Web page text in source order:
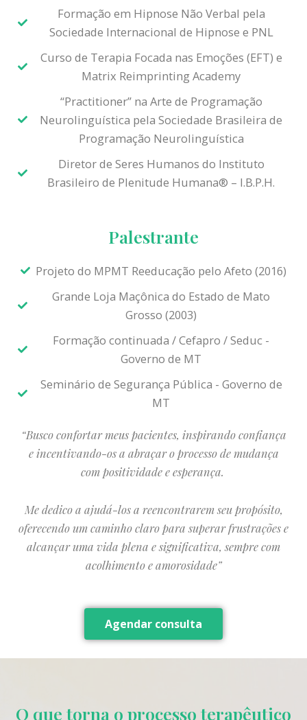
Formação em Hipnose Não Verbal pela
Sociedade Internacional de Hipnose e PNL
Curso de Terapia Focada nas Emoções (EFT) e
Matrix Reimprinting Academy
“Practitioner” na Arte de Programação
Neurolinguística pela Sociedade Brasileira de
Programação Neurolinguística
Diretor de Seres Humanos do Instituto
Brasileiro de Plenitude Humana® – I.B.P.H.
Palestrante
Projeto do MPMT Reeducação pelo Afeto (2016)
Grande Loja Maçônica do Estado de Mato
Grosso (2003)
Formação continuada / Cefapro / Seduc -
Governo de MT
Seminário de Segurança Pública - Governo de
MT
“Busco confortar meus pacientes, inspirando confiança
e incentivando-os a abraçar o processo de mudança
com positividade e esperança.
Me dedico a ajudá-los a reencontrarem seu propósito,
oferecendo um caminho claro para superar frustrações e
alcançar uma vida plena e significativa, sempre com
acolhimento e amorosidade”
Agendar consulta
O que torna o processo terapêutico